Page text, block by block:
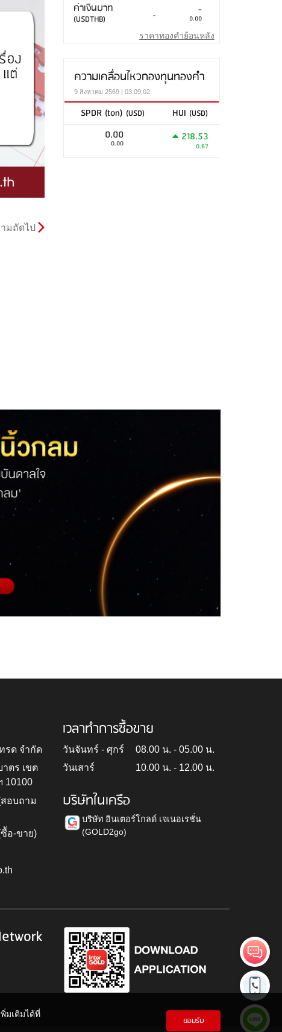
มถัดไป
ค่าเงินบาท
(USDTHB) - -
0.00
ราคาทองคำย้อนหลัง
ความเคลื่อนไหวกองทุนทองคำ
9 สิงหาคม 2569 | 03:09:02
SPDR (ton) (USD) HUI (USD)
0.00
0.00 218.53
0.67
รด จำกัด
ตร เขต
10100
อบถาม
อ-ขาย)
เวลาทำการซื้อขาย
วันจันทร์ - ศุกร์
08.00 น. - 05.00 น.
วันเสาร์
10.00 น. - 12.00 น.
บริษัทในเครือ
บริษัท อินเตอร์โกลด์ เจเนอเรชั่น
(GOLD2go)
มเติมได้ที่
ยอมรับ